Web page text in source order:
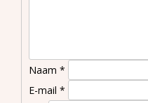
Naam *
E-mail *